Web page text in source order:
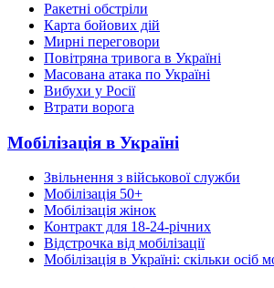
Ракетні обстріли
Карта бойових дій
Мирні переговори
Повітряна тривога в Україні
Масована атака по Україні
Вибухи у Росії
Втрати ворога
Мобілізація в Україні
Звільнення з військової служби
Мобілізація 50+
Мобілізація жінок
Контракт для 18-24-річних
Відстрочка від мобілізації
Мобілізація в Україні: скільки осіб